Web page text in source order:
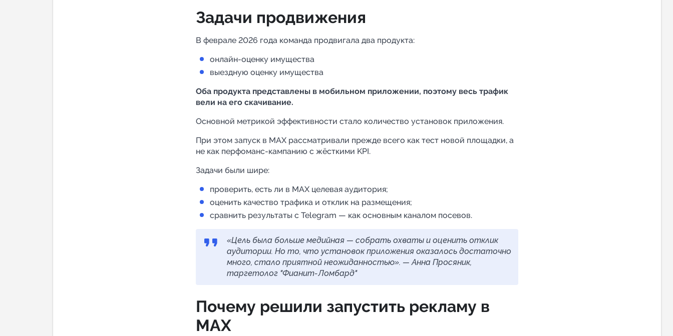
Задачи продвижения
В феврале 2026 года команда продвигала два продукта:
онлайн-оценку имущества
выездную оценку имущества
Оба продукта представлены в мобильном приложении, поэтому весь трафик
вели на его скачивание.
Основной метрикой эффективности стало количество установок приложения.
При этом запуск в MAX рассматривали прежде всего как тест новой площадки, а
не как перфоманс-кампанию с жёсткими KPI.
Задачи были шире:
проверить, есть ли в MAX целевая аудитория;
оценить качество трафика и отклик на размещения;
сравнить результаты с Telegram — как основным каналом посевов.
«Цель была больше медийная — собрать охваты и оценить отклик
аудитории. Но то, что установок приложения оказалось достаточно
много, стало приятной неожиданностью». — Анна Просяник,
таргетолог "Фианит-Ломбард"
Почему решили запустить рекламу в
MАХ